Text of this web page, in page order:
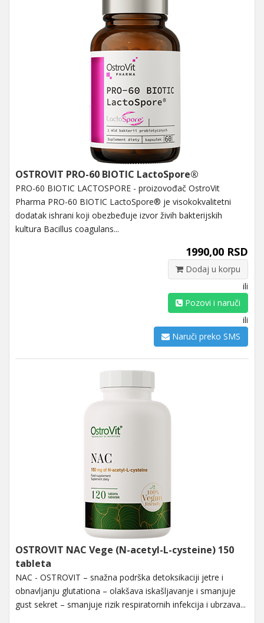
OSTROVIT PRO-60 BIOTIC LactoSpore®
PRO-60 BIOTIC LACTOSPORE - proizovođač OstroVit
Pharma PRO-60 BIOTIC LactoSpore® je visokokvalitetni
dodatak ishrani koji obezbeđuje izvor živih bakterijskih
kultura Bacillus coagulans...
1990,00 RSD
Dodaj u korpu
ili
Pozovi i naruči
ili
Naruči preko SMS
OSTROVIT NAC Vege (N-acetyl-L-cysteine) 150
tableta
NAC - OSTROVIT – snažna podrška detoksikaciji jetre i
obnavljanju glutationa – olakšava iskašljavanje i smanjuje
gust sekret – smanjuje rizik respiratornih infekcija i ubrzava...